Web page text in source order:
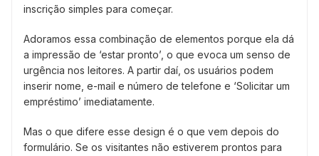
inscrição simples para começar.
Adoramos essa combinação de elementos porque ela dá
a impressão de ‘estar pronto’, o que evoca um senso de
urgência nos leitores. A partir daí, os usuários podem
inserir nome, e-mail e número de telefone e ‘Solicitar um
empréstimo’ imediatamente.
Mas o que difere esse design é o que vem depois do
formulário. Se os visitantes não estiverem prontos para